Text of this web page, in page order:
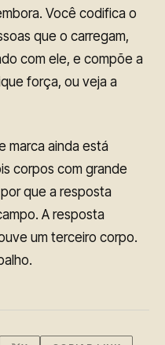
Você codifica o
que o carregam,
com ele, e compõe a
força, ou veja a
marca ainda está
corpos com grande
que a resposta
A resposta
um terceiro corpo.